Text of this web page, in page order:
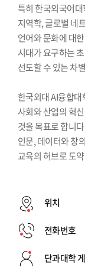
특히 한국외국어
지역학, 글로벌 네
언어와 문화에 대
시대가 요구하는
선도할 수 있는 차
한국외대 AI융합
사회와 산업의 혁
것을 목표로 합니
인문, 데이터와 창
교육의 허브로 도
위치
전화번호
단과대학